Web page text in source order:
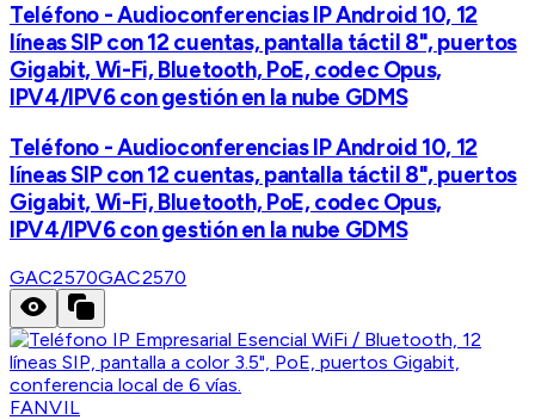
Teléfono - Audioconferencias IP Android 10, 12
líneas SIP con 12 cuentas, pantalla táctil 8", puertos
Gigabit, Wi-Fi, Bluetooth, PoE, codec Opus,
IPV4/IPV6 con gestión en la nube GDMS
Teléfono - Audioconferencias IP Android 10, 12
líneas SIP con 12 cuentas, pantalla táctil 8", puertos
Gigabit, Wi-Fi, Bluetooth, PoE, codec Opus,
IPV4/IPV6 con gestión en la nube GDMS
GAC2570GAC2570
FANVIL